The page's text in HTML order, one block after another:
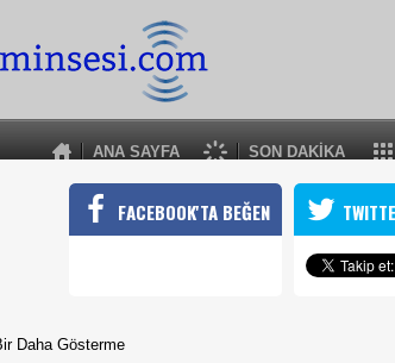
ANA SAYFA SON DAKİKA
KEMİKLERİNİN İSTENMESİ ABD
"Noel Baba" olarak bilinen Antalya'da
Nicholas'ın İtalya'daki kemiklerinin Türkiye'ye
TURİZMİN SESİ
FACEBOOK'TA BEĞEN
Daha Gösterme